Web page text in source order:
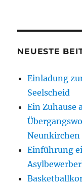
NEUESTE
Einladung
Seelscheid
Ein Zuhause
Neunkirchen
Einführung